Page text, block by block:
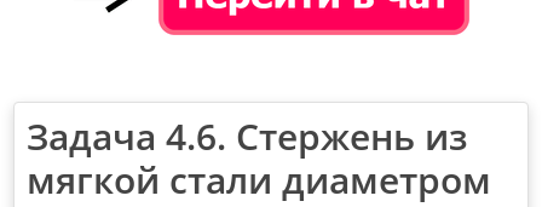
Задача 4.6. Стержень из
мягкой стали диаметром